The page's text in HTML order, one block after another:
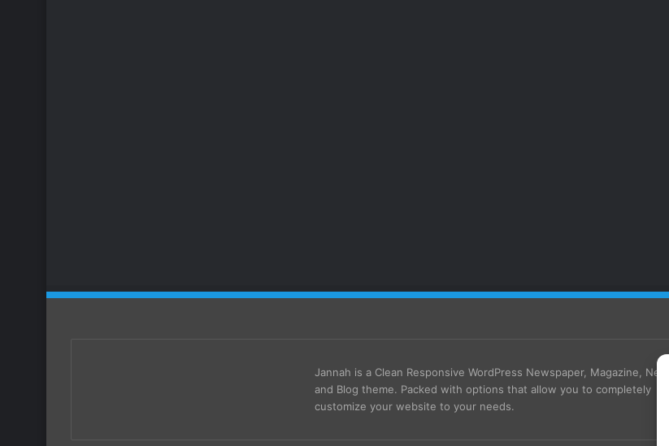
Jannah is a Clean Responsive WordPress Newspaper, Magazine, News
and Blog theme. Packed with options that allow you to completely
customize your website to your needs.